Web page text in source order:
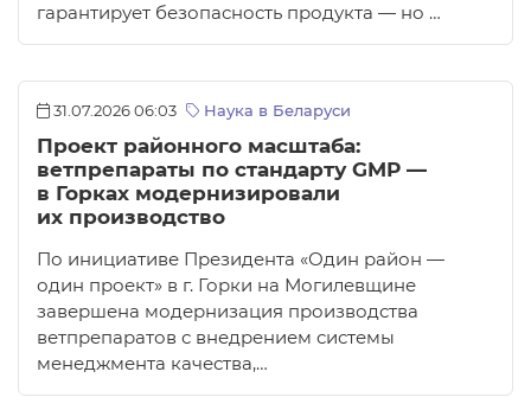
гарантирует безопасность продукта — но …
31.07.2026 06:03 Наука в Беларуси
Проект районного масштаба:
ветпрепараты по стандарту GMP —
в Горках модернизировали
их производство
По инициативе Президента «Один район —
один проект» в г. Горки на Могилевщине
завершена модернизация производства
ветпрепаратов с внедрением системы
менеджмента качества,…